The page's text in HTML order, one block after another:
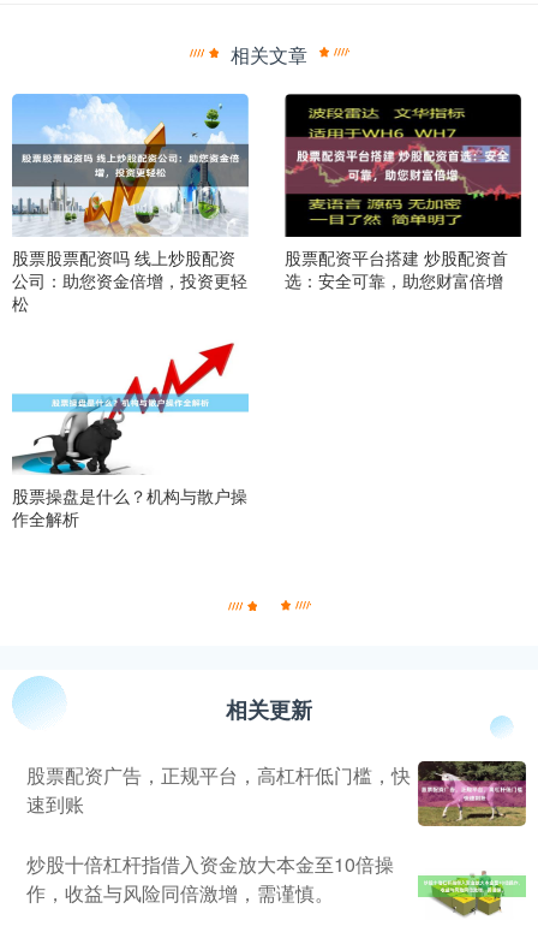
相关文章
股票股票配资吗 线上炒股配资
公司：助您资金倍增，投资更轻
松
股票配资平台搭建 炒股配资首
选：安全可靠，助您财富倍增
股票操盘是什么？机构与散户操
作全解析
相关更新
股票配资广告，正规平台，高杠杆低门槛，快
速到账
炒股十倍杠杆指借入资金放大本金至10倍操
作，收益与风险同倍激增，需谨慎。